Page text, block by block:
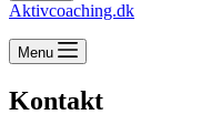
Aktivcoaching.dk
Menu
Kontakt